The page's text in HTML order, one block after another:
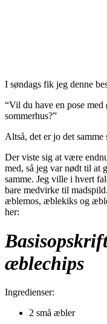
I søndags fik jeg denne
“Vil du have en pose
sommerhus?”
Altså, det er jo det
Der viste sig at være
med, så jeg var nødt til at
samme. Jeg ville i hvert
bare medvirke til
æblemos, æblekiks og
her:
æblechips
Ingredienser:
2 små æbler